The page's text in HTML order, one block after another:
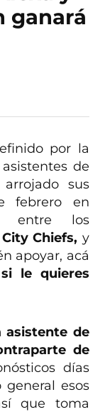
ganará
por la
de
sus
febrero en
entre los
Chiefs, y
apoyar, acá
le quieres
asistente de
de
días
esos
que toma